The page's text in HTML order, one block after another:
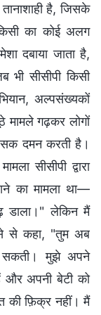
है, जिसके
का कोई अलग
दबाया जाता है,
भी सीसीपी किसी
अल्पसंख्यकों
मामले गढ़कर लोगों
दमन करती है।
सीसीपी द्वारा
का मामला था—
डाला।" लेकिन मैं
से कहा, "तुम अब
सकती। मुझे अपने
और अपनी बेटी को
की फ़िक्र नहीं। मैं